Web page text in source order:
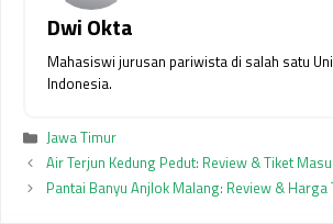
Dwi Okta
Mahasiswi jurusan pariwista di salah satu
Indonesia.
Kategori
Jawa Timur
Air Terjun Kedung Pedut: Review & Tiket
Pantai Banyu Anjlok Malang: Review & Harga